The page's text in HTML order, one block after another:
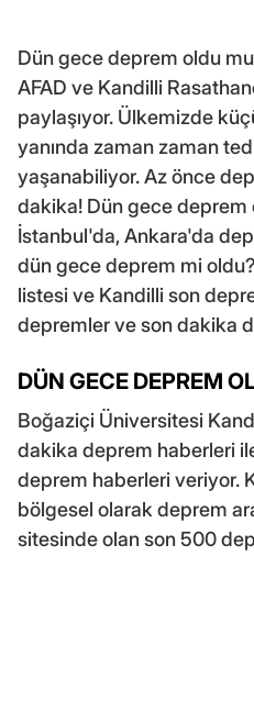
Dün gece deprem oldu
AFAD ve Kandilli
paylaşıyor. Ülkemizde
yanında zaman zaman
yaşanabiliyor. Az önce
dakika! Dün gece deprem
İstanbul'da, Ankara'da
dün gece deprem mi
listesi ve Kandilli son
depremler ve son dakika
DÜN GECE DEPREM
Boğaziçi Üniversitesi
dakika deprem haberleri
deprem haberleri veriyor.
bölgesel olarak deprem
sitesinde olan son 500